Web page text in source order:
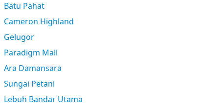
Batu Pahat
Cameron Highland
Gelugor
Paradigm Mall
Ara Damansara
Sungai Petani
Lebuh Bandar Utama